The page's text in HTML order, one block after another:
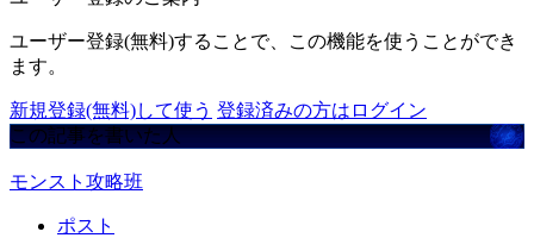
ユーザー登録(無料)することで、この機能を使うことができ
ます。
新規登録(無料)して使う 登録済みの方はログイン
この記事を書いた人
モンスト攻略班
ポスト